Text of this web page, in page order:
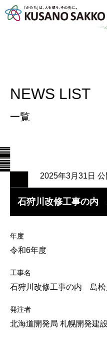
NEWS LIST
一覧
2025年3月31日 公
石狩川改修工事の内
年度
令和6年度
工事名
石狩川改修工事の内 島松
発注者
北海道開発局 札幌開発建